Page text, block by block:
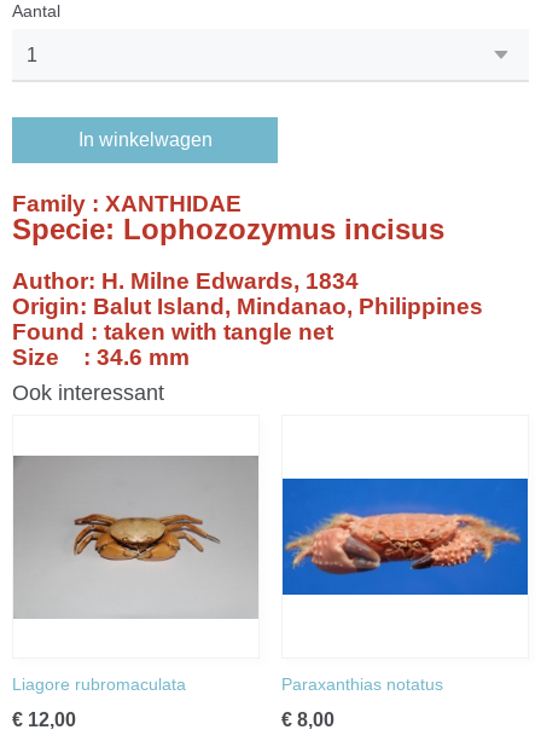
Aantal
In winkelwagen
Family : XANTHIDAE
Specie: Lophozozymus incisus
Author: H. Milne Edwards, 1834
Origin: Balut Island, Mindanao, Philippines
Found : taken with tangle net
Size : 34.6 mm
Ook interessant
Liagore rubromaculata
€ 12,00
Paraxanthias notatus
€ 8,00